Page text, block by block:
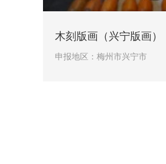
木刻版画（兴宁版画）
申报地区： 梅州市兴宁市